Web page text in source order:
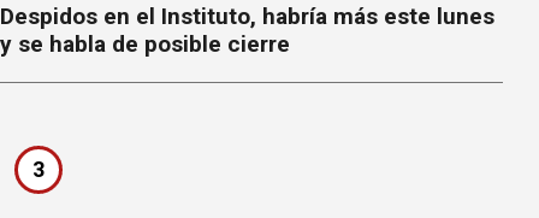
Despidos en el Instituto, habría más este lunes
y se habla de posible cierre
3